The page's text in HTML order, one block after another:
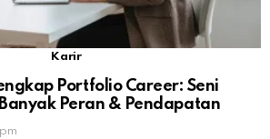
Karir
Portfolio Career: Seni
Peran & Pendapatan